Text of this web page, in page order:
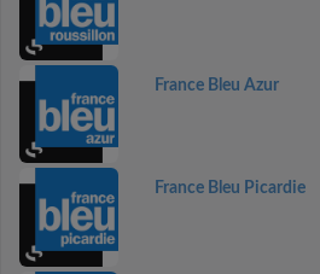
France Bleu Azur
France Bleu Picardie